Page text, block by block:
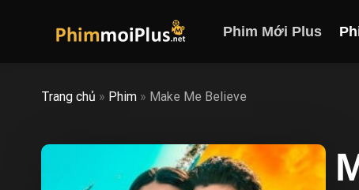
Phim Mới Plus
Trang chủ » Phim » Make Me Believe